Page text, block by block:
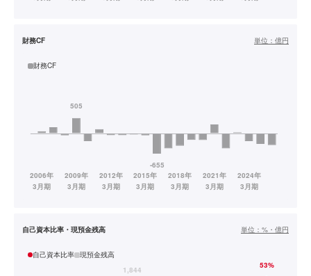
財務CF 単位： 億円
財務CF
自己資本比率・現預金残高 単位： %・億円
自己資本比率 現預金残高